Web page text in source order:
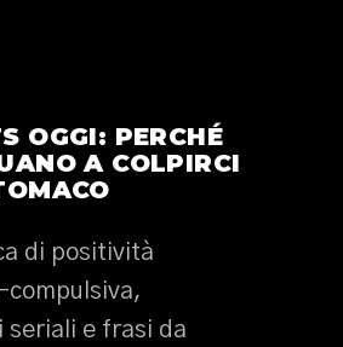
OGGI: PERCHÉ
A COLPIRCI
di positività
compulsiva,
seriali e frasi da